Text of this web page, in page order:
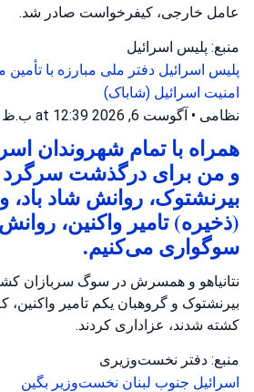
عامل خارجی، کیفرخواست صادر شد.
منبع: پلیس اسرائیل
پلیس اسرائیل دفتر ملی مبارزه با
امنیت اسرائیل (شاباک)
نظامی • آگوست 6, 2026 at 12:39 ب.ظ
همراه با تمام شهروندان
و من برای درگذشت سرگرد
بیرنشتوک، روانش شاد باد،
(ذخیره) تامیر واکنین،
سوگواری می‌کنیم.
نتانیاهو و همسرش در سوگ سربازان
بیرنشتوک و گروهبان یکم تامیر واکنین،
کشته شدند، عزاداری کردند.
منبع: دفتر نخست‌وزیری
اسرائیل جنوب لبنان نخست‌وزیر بگین